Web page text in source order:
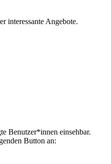
interessante Angebote.
Benutzer*innen einsehbar.
Button an: